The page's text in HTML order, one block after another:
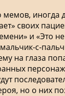
своих
и «Это
с-
на глаза
но о них